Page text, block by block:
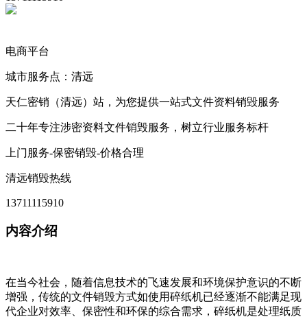
电商平台
城市服务点：清远
天仁密销（清远）站，为您提供一站式文件资料销毁服务
二十年专注涉密资料文件销毁服务，树立行业服务标杆
上门服务-保密销毁-价格合理
清远销毁热线
13711115910
内容介绍
在当今社会，随着信息技术的飞速发展和环境保护意识的不断
增强，传统的文件销毁方式如使用碎纸机已经逐渐不能满足现
代企业对效率、保密性和环保的综合需求，碎纸机是处理纸质